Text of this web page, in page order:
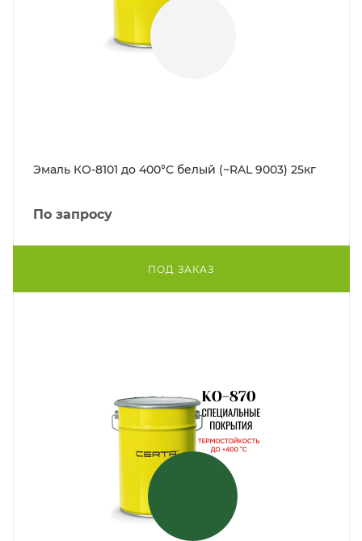
Эмаль КО-8101 до 400°С белый (~RAL 9003) 25кг
По запросу
ПОД ЗАКАЗ